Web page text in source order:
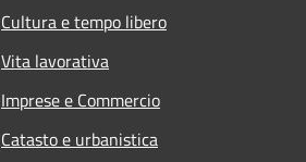
Cultura e tempo libero
Vita lavorativa
Imprese e Commercio
Catasto e urbanistica